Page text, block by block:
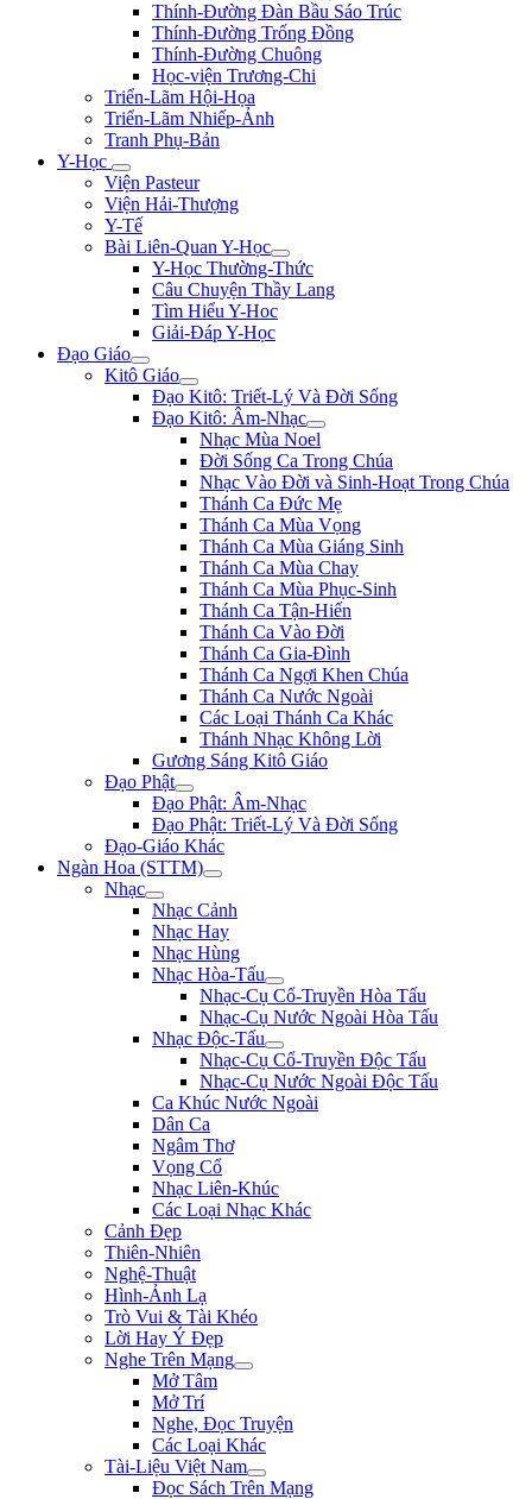
Thính-Đường Đàn Bầu Sáo Trúc
Thính-Đường Trống Đồng
Thính-Đường Chuông
Học-viện Trương-Chi
Triển-Lãm Hội-Họa
Triển-Lãm Nhiếp-Ảnh
Tranh Phụ-Bản
Y-Học
Viện Pasteur
Viện Hải-Thượng
Y-Tế
Bài Liên-Quan Y-Học
Y-Học Thường-Thức
Câu Chuyện Thầy Lang
Tìm Hiểu Y-Hoc
Giải-Đáp Y-Học
Đạo Giáo
Kitô Giáo
Đạo Kitô: Triết-Lý Và Đời Sống
Đạo Kitô: Âm-Nhạc
Nhạc Mùa Noel
Đời Sống Ca Trong Chúa
Nhạc Vào Đời và Sinh-Hoạt Trong Chúa
Thánh Ca Đức Mẹ
Thánh Ca Mùa Vọng
Thánh Ca Mùa Giáng Sinh
Thánh Ca Mùa Chay
Thánh Ca Mùa Phục-Sinh
Thánh Ca Tận-Hiến
Thánh Ca Vào Đời
Thánh Ca Gia-Đình
Thánh Ca Ngợi Khen Chúa
Thánh Ca Nước Ngoài
Các Loại Thánh Ca Khác
Thánh Nhạc Không Lời
Gương Sáng Kitô Giáo
Đạo Phật
Đạo Phật: Âm-Nhạc
Đạo Phật: Triết-Lý Và Đời Sống
Đạo-Giáo Khác
Ngàn Hoa (STTM)
Nhạc
Nhạc Cảnh
Nhạc Hay
Nhạc Hùng
Nhạc Hòa-Tấu
Nhạc-Cụ Cổ-Truyền Hòa Tấu
Nhạc-Cụ Nước Ngoài Hòa Tấu
Nhạc Độc-Tấu
Nhạc-Cụ Cổ-Truyền Độc Tấu
Nhạc-Cụ Nước Ngoài Độc Tấu
Ca Khúc Nước Ngoài
Dân Ca
Ngâm Thơ
Vọng Cổ
Nhạc Liên-Khúc
Các Loại Nhạc Khác
Cảnh Đẹp
Thiên-Nhiên
Nghệ-Thuật
Hình-Ảnh Lạ
Trò Vui & Tài Khéo
Lời Hay Ý Đẹp
Nghe Trên Mạng
Mở Tâm
Mở Trí
Nghe, Đọc Truyện
Các Loại Khác
Tài-Liệu Việt Nam
Đọc Sách Trên Mạng